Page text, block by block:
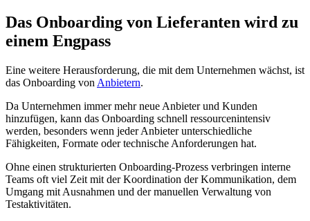
Das Onboarding von Lieferanten wird zu
einem Engpass
Eine weitere Herausforderung, die mit dem Unternehmen wächst, ist
das Onboarding von Anbietern.
Da Unternehmen immer mehr neue Anbieter und Kunden
hinzufügen, kann das Onboarding schnell ressourcenintensiv
werden, besonders wenn jeder Anbieter unterschiedliche
Fähigkeiten, Formate oder technische Anforderungen hat.
Ohne einen strukturierten Onboarding-Prozess verbringen interne
Teams oft viel Zeit mit der Koordination der Kommunikation, dem
Umgang mit Ausnahmen und der manuellen Verwaltung von
Testaktivitäten.